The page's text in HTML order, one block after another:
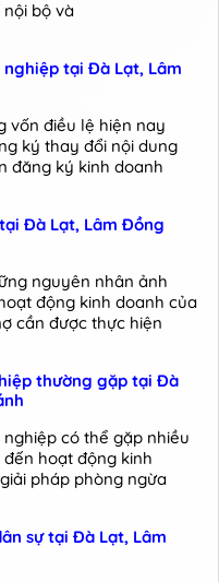
bộ và
tại Đà Lạt, Lâm
vốn điều lệ hiện nay
ký thay đổi nội dung
đăng ký kinh doanh
Đà Lạt, Lâm Đồng
nguyên nhân ảnh
động kinh doanh của
cần được thực hiện
thường gặp tại Đà
có thể gặp nhiều
hoạt động kinh
pháp phòng ngừa
sự tại Đà Lạt, Lâm